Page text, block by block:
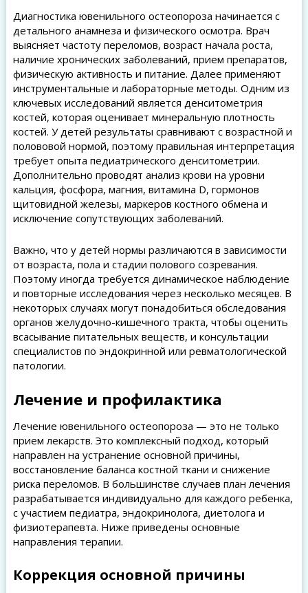
Диагностика ювенильного остеопороза начинается с
детального анамнеза и физического осмотра. Врач
выясняет частоту переломов, возраст начала роста,
наличие хронических заболеваний, прием препаратов,
физическую активность и питание. Далее применяют
инструментальные и лабораторные методы. Одним из
ключевых исследований является денситометрия
костей, которая оценивает минеральную плотность
костей. У детей результаты сравнивают с возрастной и
полововой нормой, поэтому правильная интерпретация
требует опыта педиатрического денситометрии.
Дополнительно проводят анализ крови на уровни
кальция, фосфора, магния, витамина D, гормонов
щитовидной железы, маркеров костного обмена и
исключение сопутствующих заболеваний.
Важно, что у детей нормы различаются в зависимости
от возраста, пола и стадии полового созревания.
Поэтому иногда требуется динамическое наблюдение
и повторные исследования через несколько месяцев. В
некоторых случаях могут понадобиться обследования
органов желудочно-кишечного тракта, чтобы оценить
всасывание питательных веществ, и консультации
специалистов по эндокринной или ревматологической
патологии.
Лечение и профилактика
Лечение ювенильного остеопороза — это не только
прием лекарств. Это комплексный подход, который
направлен на устранение основной причины,
восстановление баланса костной ткани и снижение
риска переломов. В большинстве случаев план лечения
разрабатывается индивидуально для каждого ребенка,
с участием педиатра, эндокринолога, диетолога и
физиотерапевта. Ниже приведены основные
направления терапии.
Коррекция основной причины